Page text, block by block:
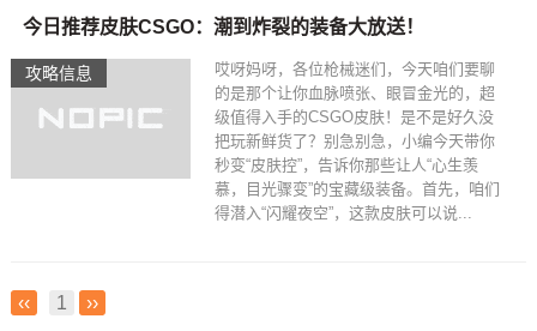
攻略信息
今日推荐皮肤CSGO：潮到炸裂的装备大放送！
哎呀妈呀，各位枪械迷们，今天咱们要聊
的是那个让你血脉喷张、眼冒金光的，超
级值得入手的CSGO皮肤！是不是好久没
把玩新鲜货了？别急别急，小编今天带你
秒变“皮肤控”，告诉你那些让人“心生羡
慕，目光骤变”的宝藏级装备。首先，咱们
得潜入“闪耀夜空”，这款皮肤可以说...
‹‹ 1 ››